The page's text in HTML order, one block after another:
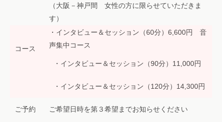
（大阪－神戸間 女性の方に限らせていただきま
す）
コース
・インタビュー＆セッション（60分）6,600円 音
声集中コース
・インタビュー＆セッション（90分）11,000円
・インタビュー＆セッション（120分）14,300円
ご予約 ご希望日時を第３希望までお知らせください